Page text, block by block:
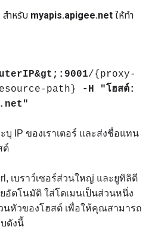
สำหรับ myapis.apigee.net ให้ทำ
/{proxy-
path}
-H "โฮสต์:
IP ของเราเตอร์ และส่งชื่อแทน
ต์
เบราว์เซอร์ส่วนใหญ่ และยูทิลิตี
อัตโนมัติ ใส่โดเมนเป็นส่วนหนึ่ง
หัวของโฮสต์ เพื่อให้คุณสามารถ
ดังนี้